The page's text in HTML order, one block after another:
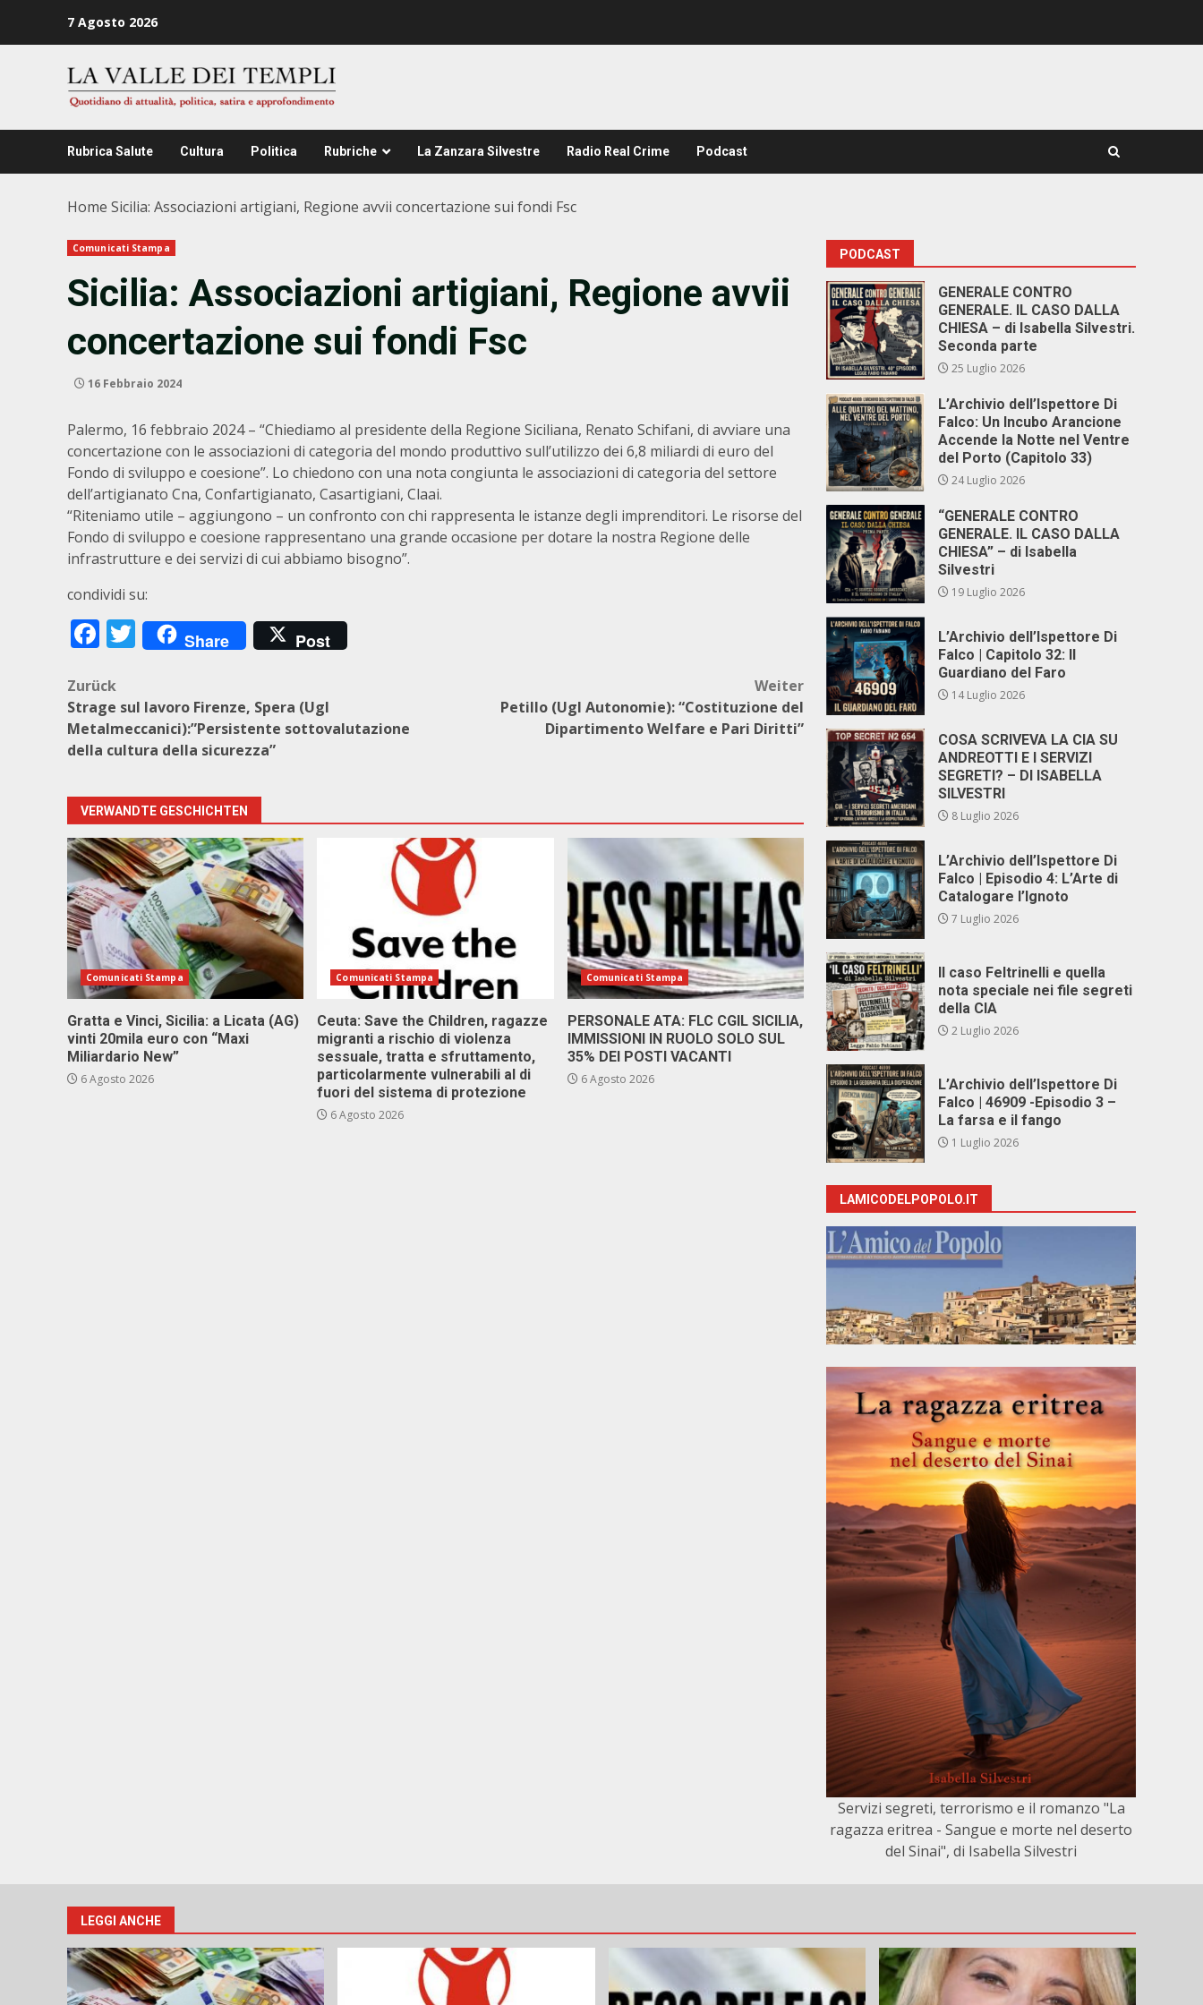
7 Agosto 2026
Rubrica Salute Cultura Politica Rubriche La Zanzara Silvestre Radio Real Crime Podcast
Home Sicilia: Associazioni artigiani, Regione avvii concertazione sui fondi Fsc
Comunicati Stampa
Sicilia: Associazioni artigiani, Regione avvii
concertazione sui fondi Fsc
16 Febbraio 2024
Palermo, 16 febbraio 2024 – “Chiediamo al presidente della Regione Siciliana, Renato Schifani, di avviare una
concertazione con le associazioni di categoria del mondo produttivo sull’utilizzo dei 6,8 miliardi di euro del
Fondo di sviluppo e coesione”. Lo chiedono con una nota congiunta le associazioni di categoria del settore
dell’artigianato Cna, Confartigianato, Casartigiani, Claai.
“Riteniamo utile – aggiungono – un confronto con chi rappresenta le istanze degli imprenditori. Le risorse del
Fondo di sviluppo e coesione rappresentano una grande occasione per dotare la nostra Regione delle
infrastrutture e dei servizi di cui abbiamo bisogno”.
condividi su:
Facebook
Twitter
Share Post
Beitragsnavigation
Zurück
Strage sul lavoro Firenze, Spera (Ugl
Metalmeccanici):”Persistente sottovalutazione
della cultura della sicurezza”
Weiter
Petillo (Ugl Autonomie): “Costituzione del
Dipartimento Welfare e Pari Diritti”
VERWANDTE GESCHICHTEN
Comunicati Stampa
Gratta e Vinci, Sicilia: a Licata (AG)
vinti 20mila euro con “Maxi
Miliardario New”
6 Agosto 2026
Comunicati Stampa
Ceuta: Save the Children, ragazze
migranti a rischio di violenza
sessuale, tratta e sfruttamento,
particolarmente vulnerabili al di
fuori del sistema di protezione
6 Agosto 2026
Comunicati Stampa
PERSONALE ATA: FLC CGIL SICILIA,
IMMISSIONI IN RUOLO SOLO SUL
35% DEI POSTI VACANTI
6 Agosto 2026
PODCAST
GENERALE CONTRO
GENERALE. IL CASO DALLA
CHIESA – di Isabella Silvestri.
Seconda parte
25 Luglio 2026
L’Archivio dell’Ispettore Di
Falco: Un Incubo Arancione
Accende la Notte nel Ventre
del Porto (Capitolo 33)
24 Luglio 2026
“GENERALE CONTRO
GENERALE. IL CASO DALLA
CHIESA” – di Isabella
Silvestri
19 Luglio 2026
L’Archivio dell’Ispettore Di
Falco | Capitolo 32: Il
Guardiano del Faro
14 Luglio 2026
COSA SCRIVEVA LA CIA SU
ANDREOTTI E I SERVIZI
SEGRETI? – DI ISABELLA
SILVESTRI
8 Luglio 2026
L’Archivio dell’Ispettore Di
Falco | Episodio 4: L’Arte di
Catalogare l’Ignoto
7 Luglio 2026
Il caso Feltrinelli e quella
nota speciale nei file segreti
della CIA
2 Luglio 2026
L’Archivio dell’Ispettore Di
Falco | 46909 -Episodio 3 –
La farsa e il fango
1 Luglio 2026
LAMICODELPOPOLO.IT
Servizi segreti, terrorismo e il romanzo "La
ragazza eritrea - Sangue e morte nel deserto
del Sinai", di Isabella Silvestri
LEGGI ANCHE